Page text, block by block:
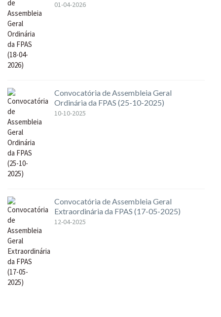
01-04-2026
Convocatória de Assembleia Geral
Ordinária da FPAS (25-10-2025)
10-10-2025
Convocatória de Assembleia Geral
Extraordinária da FPAS (17-05-2025)
12-04-2025